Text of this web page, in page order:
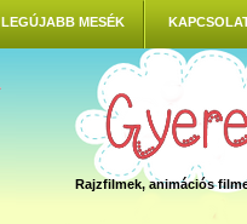
LEGÚJABB MESÉK
Rajzfilmek, animációs